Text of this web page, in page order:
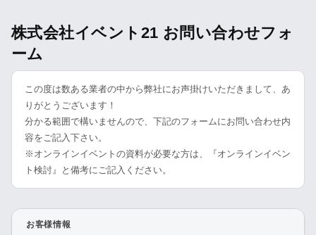
株式会社イベント21 お問い合わせフォ
ーム
この度は数ある業者の中から弊社にお声掛けいただきまして、あ
りがとうございます！
分かる範囲で構いませんので、下記のフォームにお問い合わせ内
容をご記入下さい。
※オンラインイベントの資料が必要な方は、『オンラインイベン
ト検討』と備考にご記入ください。
お客様情報